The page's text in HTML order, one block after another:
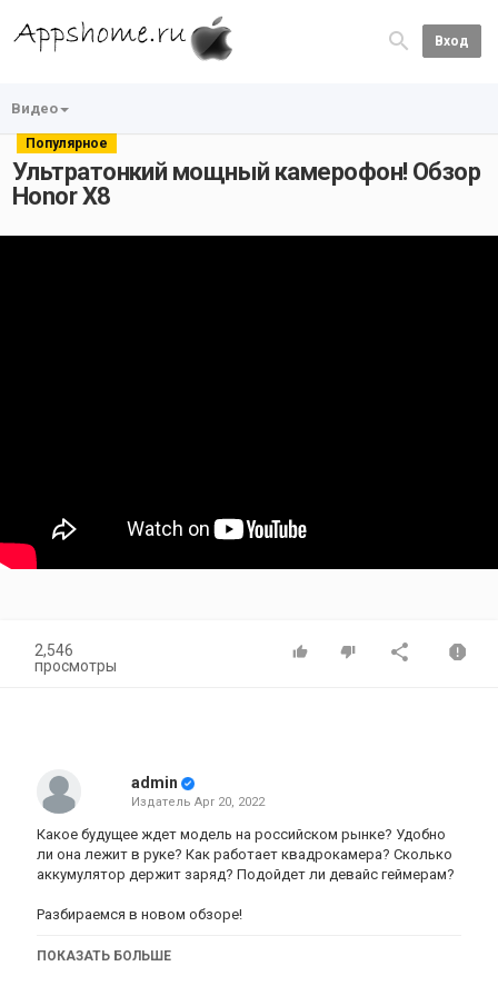
Вход
Видео
Популярное
Ультратонкий мощный камерофон! Обзор
Honor X8
2,546
просмотры
admin
Издатель Apr 20, 2022
Какое будущее ждет модель на российском рынке? Удобно
ли она лежит в руке? Как работает квадрокамера? Сколько
аккумулятор держит заряд? Подойдет ли девайс геймерам?
Разбираемся в новом обзоре!
Смартфон honor x8 обзор 6+128GB Midnight Black (5109ACXU):
ПОКАЗАТЬ БОЛЬШЕ